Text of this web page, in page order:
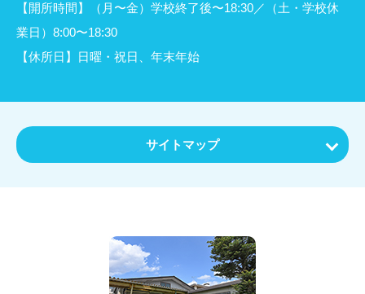
【開所時間】（月〜金）学校終了後〜18:30／（土・学校休
業日）8:00〜18:30
【休所日】日曜・祝日、年末年始
サイトマップ
特色・教育内容
施設について